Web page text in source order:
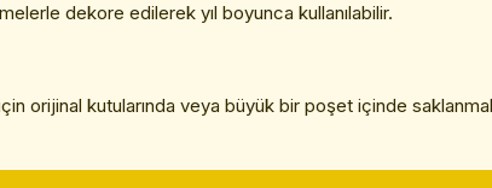
dekore edilerek yıl boyunca kullanılabilir.
orijinal kutularında veya büyük bir poşet içinde